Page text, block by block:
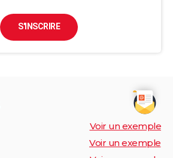
S'INSCRIRE
Voir un exemple
Voir un exemple